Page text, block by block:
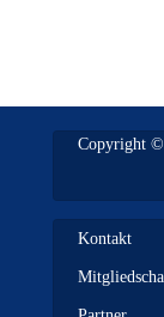
Copyright ©
Kontakt